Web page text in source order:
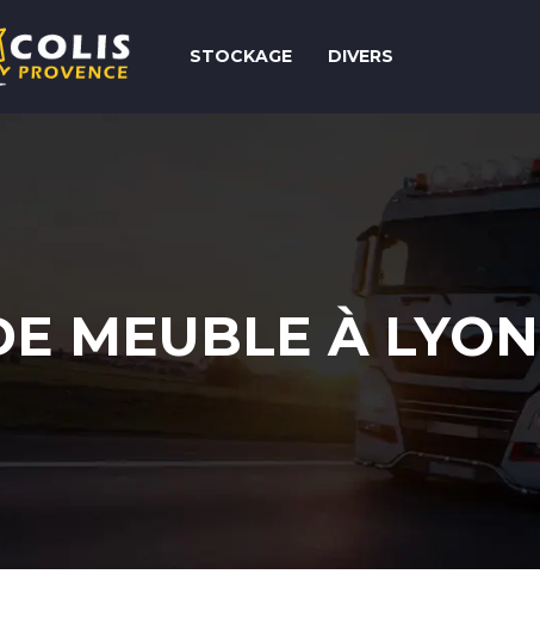
STOCKAGE DIVERS
MEUBLE À LYON